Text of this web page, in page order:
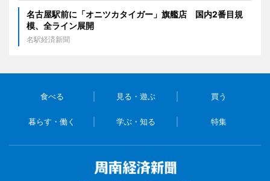
名古屋駅前に「オニツカタイガー」旗艦店 国内2番目規
模、全ライン展開
名駅経済新聞
食べる 見る・遊ぶ 買う
暮らす・働く 学ぶ・知る 特集